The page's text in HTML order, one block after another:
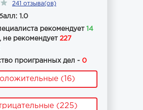
241 отзыва(ов)
1.0
рекомендует 14
, не рекомендует 227
проигранных дел - 0
(16)
(225)